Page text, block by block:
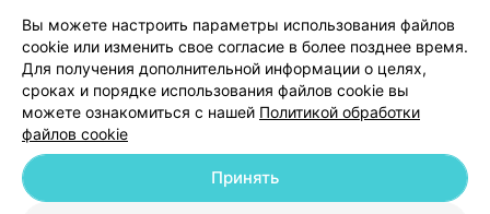
Добавить компанию
Вы можете настроить параметры использования файлов
cookie или изменить свое согласие в более позднее время.
Для получения дополнительной информации о целях,
сроках и порядке использования файлов cookie вы
можете ознакомиться с нашей Политикой обработки
файлов cookie
Принять